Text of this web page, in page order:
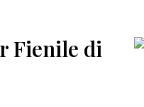
Fienile di